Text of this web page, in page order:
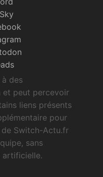
des
et peut percevoir
liens présents
pour
de Switch-Actu.fr
sans
artificielle.